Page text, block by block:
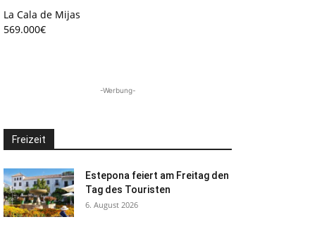
La Cala de Mijas
569.000€
-Werbung-
Freizeit
Estepona feiert am Freitag den
Tag des Touristen
6. August 2026